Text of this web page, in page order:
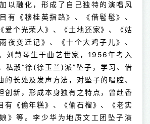
以融化，形成了自己独特的演唱风
有《穆桂英指路》、《借髢髢》、
爱个光荣人》、《土地还家》、《姑
夜变迁记》、《十个大鸡子儿》、
刘慧琴生于曲艺世家，1956年考入
私淑“徐(徐玉兰)派”坠子，学习、借
的长处及发声方法，对坠子的唱腔、
创新，形成本身独有之特点，曾赴香
有《偷年糕》、《偷石榴》、《老实
》等。李少华为地质文工团坠子演